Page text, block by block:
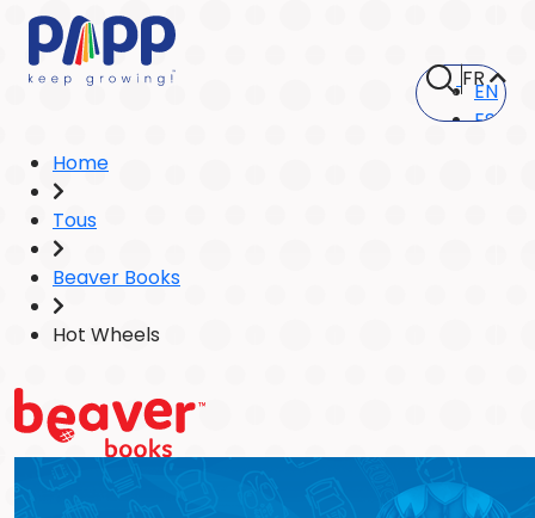
FREN
ES
Home
Tous
Beaver Books
Hot Wheels